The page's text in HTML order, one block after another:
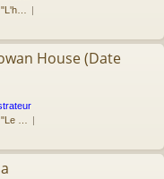
House (Date
…